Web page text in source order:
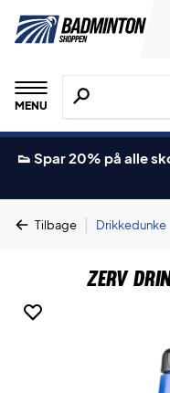
MENU
Søg efter
👟 Spar 20% på alle
Tilbage | Drikkedunke
ZERV